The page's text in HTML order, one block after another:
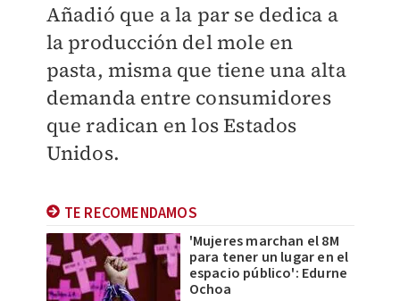
Añadió que a la par se dedica a
la producción del mole en
pasta, misma que tiene una alta
demanda entre consumidores
que radican en los Estados
Unidos.
TE RECOMENDAMOS
'Mujeres marchan el 8M
para tener un lugar en el
espacio público': Edurne
Ochoa